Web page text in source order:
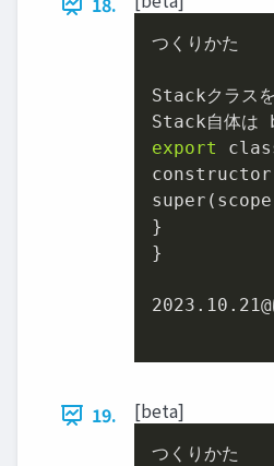
つくりかた
Stackクラス
export
}
}
2023.10.21@
19. [beta]
つくりかた